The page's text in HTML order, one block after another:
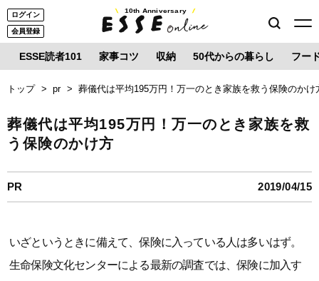
ログイン
会員登録
10th Anniversary
ESSE読者101 家事コツ 収納 50代からの暮らし フー
トップ pr 葬儀代は平均195万円！万一のとき家族を救う保険のかけ
葬儀代は平均195万円！万一のとき家族を救
う保険のかけ方
PR 2019/04/15
いざというときに備えて、保険に入っている人は多いはず。
生命保険文化センターによる最新の調査では、保険に加入す